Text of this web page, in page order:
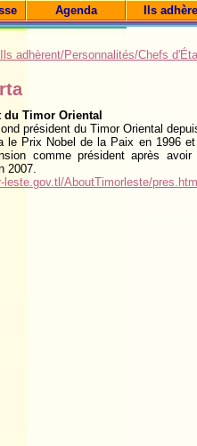
Agenda Ils
Ils adhèrent/Personnalités/Chefs
du Timor Oriental
président du Timor Oriental
le Prix Nobel de la Paix en 1996
comme président après avoir
2007.
leste.gov.tl/AboutTimorleste/pres.htm